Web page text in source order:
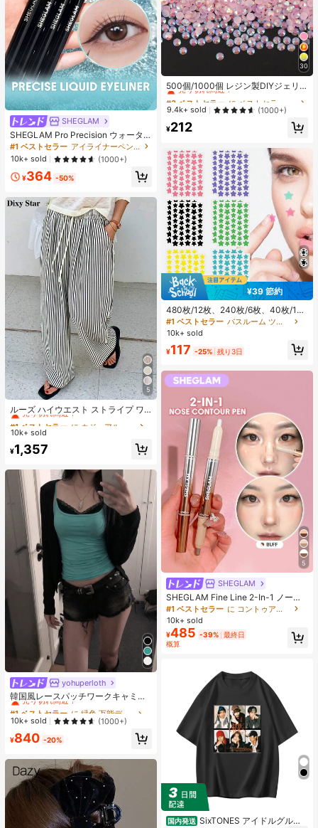
SHEGLAM
SHEGLAM Pro Precision ウォータ
ープルーフリキッドアイライナー-Bl
ack 女性と女の子のためのブランド
ビューティーコスメメイクアップ
#1 ベストセラー
アイライナーペンシル アイライナー
10k+ sold
(1000+)
¥364 -50%
5
ルーズ ハイウエスト ストライプ ワ
イドレッグパンツ、ドローストリン
グ ウエスト、多用途 (ストライプパ
ターンランダム) 春、エフォートレス
スタイル
#1 ベストセラー
に カジュアル カジュアルパンツ
売り切れ間近！
#1 ベストセラー
売り切れ間近！
#1 ベストセラー
売り切れ間近！
#1 ベストセラー
売り切れ間近！
10k+ sold
¥1,357
yohuperloth
韓国風レースパッチワークキャミソ
ールタンクトップ、Y2Kエステティ
ック、ストリートウェアカジュアル
サマー
#1 ベストセラー
売り切れ間近！
#1 ベストセラー
売り切れ間近！
#1 ベストセラー
売り切れ間近！
#1 ベストセラー
売り切れ間近！
10k+ sold (1000+)
¥840 -20%
30
500個/1000個 レジン製DIYジェリ
ーフラットバックラインストーン、
ミニラウンドラインストーン、スマ
ホケース、カップ、靴、ブーツ、衣
類装飾、ハンドメイドDIYアイドル
ファン、ネームタグ用
売り切れ間近！
#3 ベストセラー
売り切れ間近！
#3 ベストセラー
売り切れ間近！
#3 ベストセラー
に ベストセラーの裁縫用品 アパレル縫製・生地
売り切れ間近！
9.4k+ sold (1000+)
¥212
¥39 節約
480枚/12枚、240枚/6枚、40枚/1
枚、フェイススターシール、ハロウ
ィン装飾シール、クリスマス装飾シ
ルな装飾シール、パーティー・ホリ
ル、パーティー装飾シール、ルーム
デコレーション、バニティ、寝室、
旅行、旅行必需品、装飾アクセサリ
ー、経済的で実用的、ストッキング
スタッファー、メイクアップツー
ル、手頃な商品、ギフト、ノベルテ
ィ、女性向けギフト、クリスマスギ
フト、エステティック
#1 ベストセラー
バスルーム ツールアクセサリ
10k+ sold
¥117 -25% 残り3日
5
SHEGLAM
SHEGLAM Fine Line 2-In-1 ノーズ
コンター&ハイライトペン-Buff ノー
ズシャドウ シェーディング 女性と女
の子のためのブランドビューティー
コスメメイクアップ
#1 ベストセラー
に コントゥア＆ブロンザー
10k+ sold
¥485 -39% 最終日
概算
国内発送 SixTONES アイドルグルー